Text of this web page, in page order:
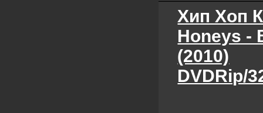
Хип Хоп
Honeys -
(2010)
DVDRip/